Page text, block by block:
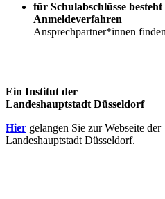
für Schulabschlüsse besteht
Anmeldeverfahren
Ansprechpartner*innen
Ein Institut der
Landeshauptstadt Düsseldorf
Hier gelangen Sie zur Webseite der
Landeshauptstadt Düsseldorf.